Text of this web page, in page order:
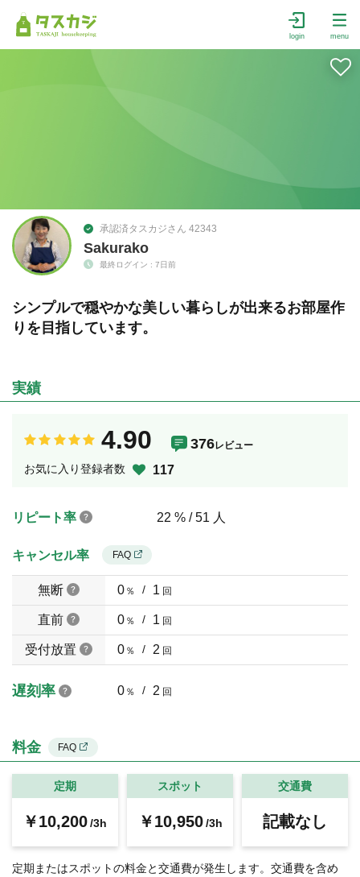
login menu
承認済タスカジさん 42343
Sakurako
最終ログイン : 7日前
シンプルで穏やかな美しい暮らしが出来るお部屋作
りを目指しています。
実績
4.90 376レビュー
お気に入り登録者数 117
リピート率 22 % / 51 人
キャンセル率 FAQ
無断 0％ / 1 回
直前 0％ / 1 回
受付放置 0％ / 2 回
遅刻率 0％ / 2 回
料金 FAQ
定期
￥10,200 /3h
スポット
￥10,950 /3h
交通費
記載なし
定期またはスポットの料金と交通費が発生します。交通費を含め